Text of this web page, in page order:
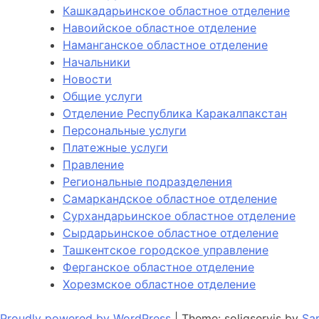
Кашкадарьинское областное отделение
Навоийское областное отделение
Наманганское областное отделение
Начальники
Новости
Общие услуги
Отделение Республика Каракалпакстан
Персональные услуги
Платежные услуги
Правление
Региональные подразделения
Самаркандское областное отделение
Сурхандарьинское областное отделение
Сырдарьинское областное отделение
Ташкентское городское управление
Ферганское областное отделение
Хорезмское областное отделение